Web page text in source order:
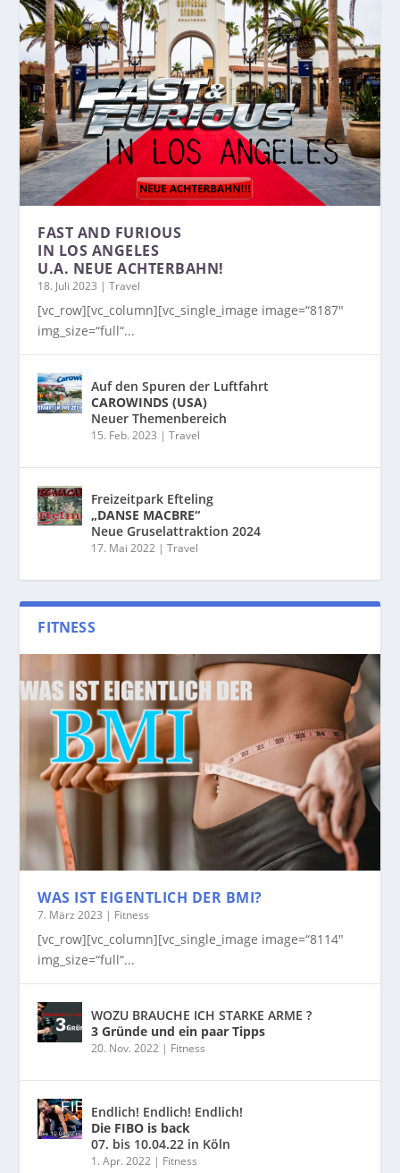
FAST AND FURIOUS
IN LOS ANGELES
U.A. NEUE ACHTERBAHN!
18. Juli 2023 |Travel
[vc_row][vc_column][vc_single_image image=“8187″
img_size=“full“...
Auf den Spuren der Luftfahrt
CAROWINDS (USA)
Neuer Themenbereich
15. Feb. 2023 |Travel
Freizeitpark Efteling
„DANSE MACBRE“
Neue Gruselattraktion 2024
17. Mai 2022 |Travel
FITNESS
WAS IST EIGENTLICH DER BMI?
7. März 2023 | Fitness
[vc_row][vc_column][vc_single_image image=“8114″
img_size=“full“...
WOZU BRAUCHE ICH STARKE ARME ?
3 Gründe und ein paar Tipps
20. Nov. 2022 | Fitness
Endlich! Endlich! Endlich!
Die FIBO is back
07. bis 10.04.22 in Köln
1. Apr. 2022 | Fitness